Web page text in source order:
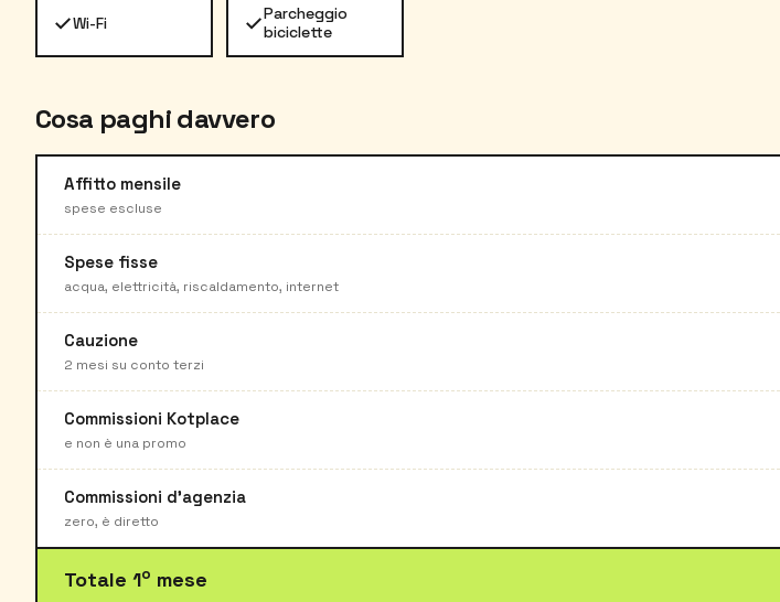
✓Wi-Fi ✓Parcheggio
biciclette
Cosa paghi davvero
Affitto mensile
spese escluse
Spese fisse
acqua, elettricità, riscaldamento, internet
Cauzione
2 mesi su conto terzi
Commissioni Kotplace
e non è una promo
Commissioni d'agenzia
zero, è diretto
Totale 1o mese